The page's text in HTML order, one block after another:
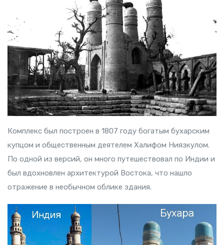
Комплекс был построен в 1807 году богатым бухарским
купцом и общественным деятелем Халифом Ниязкулом.
По одной из версий, он много путешествовал по Индии и
был вдохновлен архитектурой Востока, что нашло
отражение в необычном облике здания.